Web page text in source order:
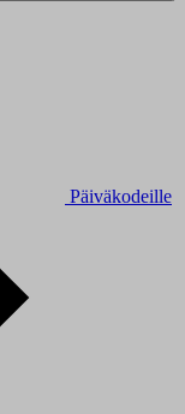
Päiväkodeille